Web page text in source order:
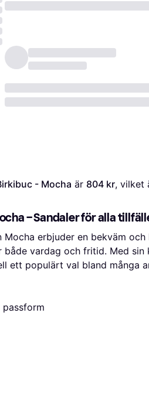
- Mocha är 804 kr, vilket
– Sandaler för alla
erbjuder en bekväm
både vardag och fritid. Med sin
ett populärt val bland många